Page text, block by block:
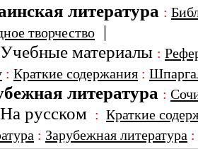
литература :
творчество |
Учебные материалы :
: Краткие содержания :
литература :
На русском : Краткие
: Зарубежная литература